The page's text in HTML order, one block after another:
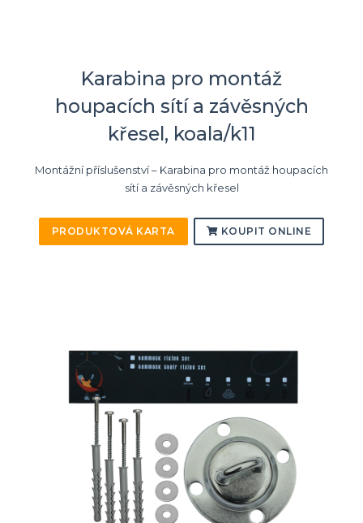
Karabina pro montáž
houpacích sítí a závěsných
křesel, koala/k11
Montážní příslušenství – Karabina pro montáž houpacích
sítí a závěsných křesel
PRODUKTOVÁ KARTA KOUPIT ONLINE